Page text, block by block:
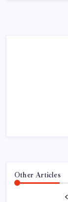
Other Articles